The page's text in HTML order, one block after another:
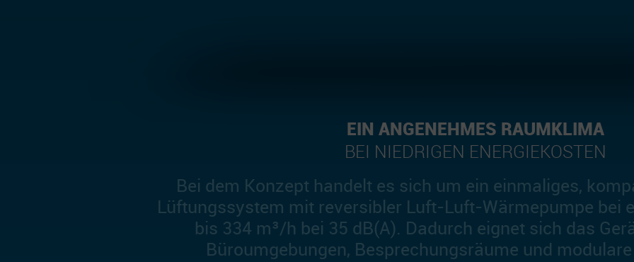
EIN ANGENEHMES RAUMKLIMA
BEI NIEDRIGEN ENERGIE­KOSTEN
Bei dem Konzept handelt es sich um ein einmaliges,
Lüftungssystem mit reversibler Luft-Luft-Wärmepumpe bei
bis 334 m³/h bei 35 dB(A). Dadurch eignet sich das
Büroumgebungen, Besprechungsräume und